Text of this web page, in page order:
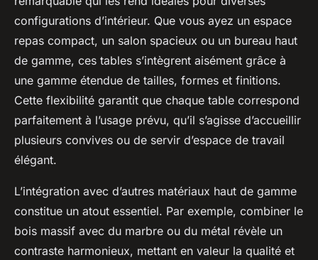
configurations d’intérieur. Que vous ayez un espace
repas compact, un salon spacieux ou un bureau haut
de gamme, ces tables s’intègrent aisément grâce à
une gamme étendue de tailles, formes et finitions.
Cette flexibilité garantit que chaque table correspond
parfaitement à l’usage prévu, qu’il s’agisse d’accueillir
plusieurs convives ou de servir d’espace de travail
élégant.
L’intégration avec d’autres matériaux haut de gamme
constitue un atout essentiel. Par exemple, combiner le
bois massif avec du marbre ou du métal révèle un
contraste harmonieux, mettant en valeur la qualité et